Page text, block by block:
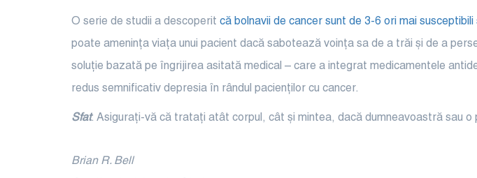
O serie de studii a descoperit că bolnavii de cancer sunt de 3-6 ori mai susceptibili
poate amenința viața unui pacient dacă sabotează voința sa de a trăi și de a
soluție bazată pe îngrijirea asitată medical – care a integrat medicamentele
redus semnificativ depresia în rândul pacienților cu cancer.
Sfat: Asigurați-vă că tratați atât corpul, cât și mintea, dacă dumneavoastră sau o
Brian R. Bell